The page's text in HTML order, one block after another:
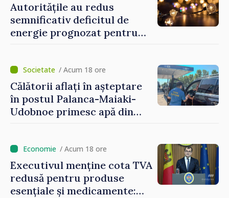
Autoritățile au redus
semnificativ deficitul de
energie prognozat pentru
/ Acum 18 ore
Călătorii aflați în așteptare
în postul Palanca-Maiaki-
Udobnoe primesc apă din
/ Acum 18 ore
Executivul menține cota TVA
redusă pentru produse
esențiale și medicamente: